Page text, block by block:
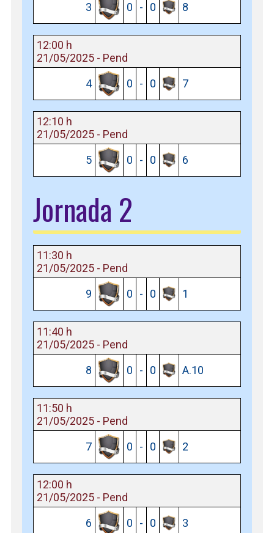
3
0 - 0 8
12:00 h
21/05/2025 - Pend
4
0 - 0 7
12:10 h
21/05/2025 - Pend
5
0 - 0 6
Jornada 2
11:30 h
21/05/2025 - Pend
9
0 - 0 1
11:40 h
21/05/2025 - Pend
8
0 - 0 A.10
11:50 h
21/05/2025 - Pend
7
0 - 0 2
12:00 h
21/05/2025 - Pend
6
0 - 0 3